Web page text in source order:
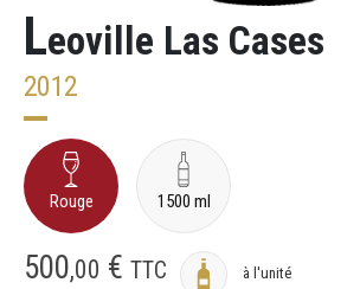
Leoville Las Cases
2012
Rouge 1500 ml
500,00 € TTC à l'unité